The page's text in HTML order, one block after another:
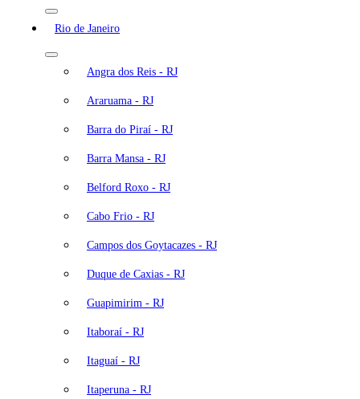
Rio de Janeiro
Angra dos Reis - RJ
Araruama - RJ
Barra do Piraí - RJ
Barra Mansa - RJ
Belford Roxo - RJ
Cabo Frio - RJ
Campos dos Goytacazes - RJ
Duque de Caxias - RJ
Guapimirim - RJ
Itaboraí - RJ
Itaguaí - RJ
Itaperuna - RJ